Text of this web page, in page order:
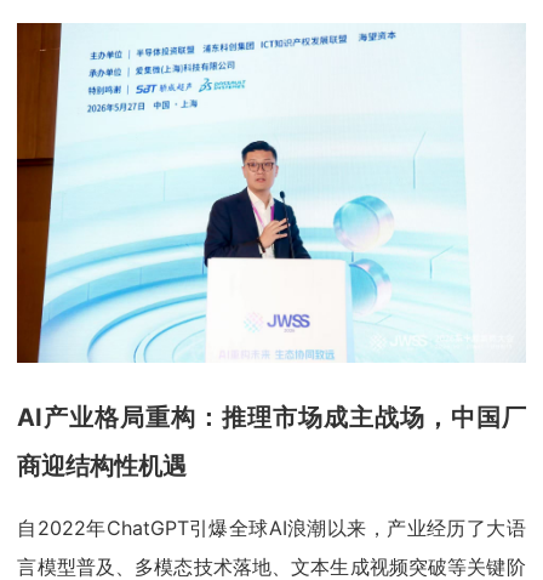
AI产业格局重构：推理市场成主战场，中国厂
商迎结构性机遇
自2022年ChatGPT引爆全球AI浪潮以来，产业经历了大语
言模型普及、多模态技术落地、文本生成视频突破等关键阶